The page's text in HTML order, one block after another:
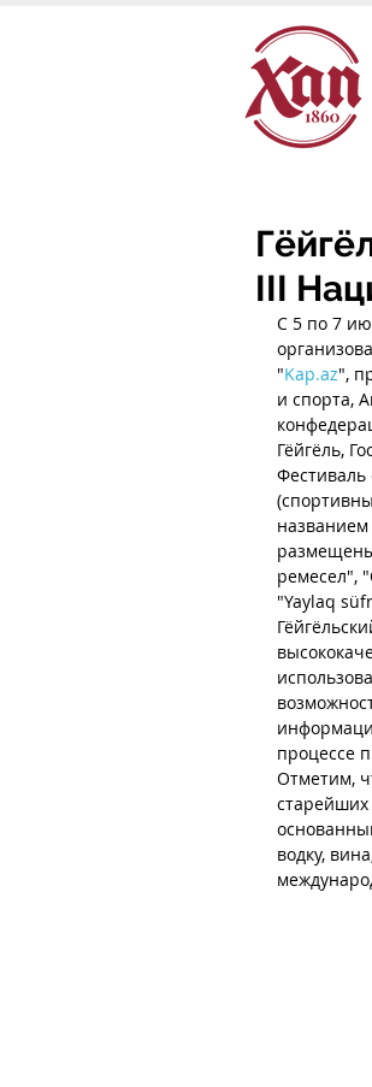
III
С 5 по 7
"Kap.az",
и спорта,
Гёйгёль,
Фестиваль
ремесел",
"Yaylaq
процессе
Отметим,
старейших
водку,